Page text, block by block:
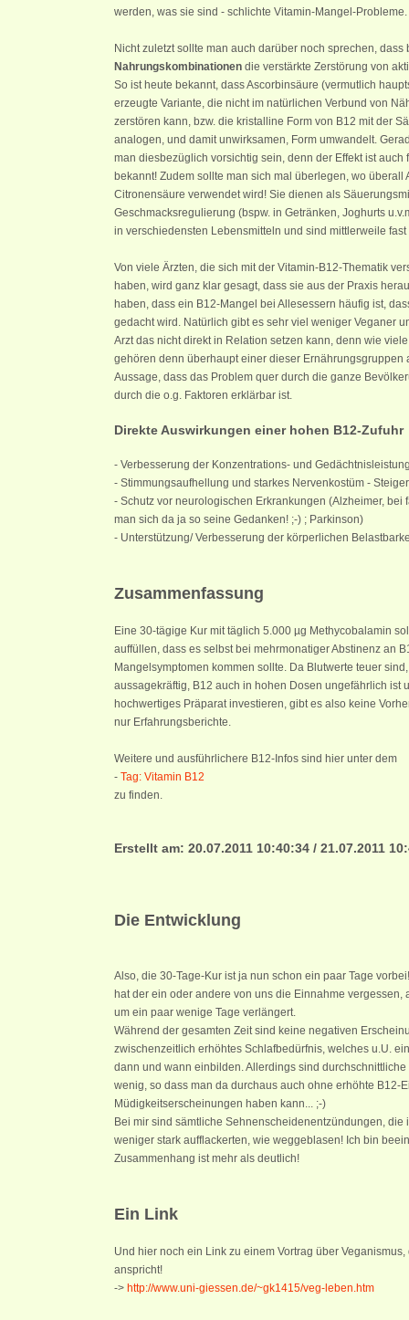
werden, was sie sind - schlichte Vitamin-Mangel-Probleme.
Nicht zuletzt sollte man auch darüber noch sprechen, dass
Nahrungskombinationen die verstärkte Zerstörung von
So ist heute bekannt, dass Ascorbinsäure (vermutlich
erzeugte Variante, die nicht im natürlichen Verbund von
zerstören kann, bzw. die kristalline Form von B12 mit der
analogen, und damit unwirksamen, Form umwandelt.
man diesbezüglich vorsichtig sein, denn der Effekt ist auch
bekannt! Zudem sollte man sich mal überlegen, wo überall
Citronensäure verwendet wird! Sie dienen als
Geschmacksregulierung (bspw. in Getränken, Joghurts
in verschiedensten Lebensmitteln und sind mittlerweile
Von viele Ärzten, die sich mit der Vitamin-B12-Thematik
haben, wird ganz klar gesagt, dass sie aus der Praxis
haben, dass ein B12-Mangel bei Allesessern häufig ist,
gedacht wird. Natürlich gibt es sehr viel weniger Veganer
Arzt das nicht direkt in Relation setzen kann, denn wie
gehören denn überhaupt einer dieser Ernährungsgruppen
Aussage, dass das Problem quer durch die ganze
durch die o.g. Faktoren erklärbar ist.
Direkte Auswirkungen einer hohen B12-Zufuhr
- Verbesserung der Konzentrations- und
- Stimmungsaufhellung und starkes Nervenkostüm -
- Schutz vor neurologischen Erkrankungen (Alzheimer, bei
man sich da ja so seine Gedanken! ;-) ; Parkinson)
- Unterstützung/ Verbesserung der körperlichen
Zusammenfassung
Eine 30-tägige Kur mit täglich 5.000 µg Methycobalamin
auffüllen, dass es selbst bei mehrmonatiger Abstinenz an
Mangelsymptomen kommen sollte. Da Blutwerte teuer
aussagekräftig, B12 auch in hohen Dosen ungefährlich ist
hochwertiges Präparat investieren, gibt es also keine
nur Erfahrungsberichte.
Weitere und ausführlichere B12-Infos sind hier unter dem
- Tag: Vitamin B12
zu finden.
Erstellt am: 20.07.2011 10:40:34 / 21.07.2011
Die Entwicklung
Also, die 30-Tage-Kur ist ja nun schon ein paar Tage
hat der ein oder andere von uns die Einnahme vergessen,
um ein paar wenige Tage verlängert.
Während der gesamten Zeit sind keine negativen
zwischenzeitlich erhöhtes Schlafbedürfnis, welches u.U.
dann und wann einbilden. Allerdings sind
wenig, so dass man da durchaus auch ohne erhöhte B12-
Müdigkeitserscheinungen haben kann... ;-)
Bei mir sind sämtliche Sehnenscheidenentzündungen, die
weniger stark aufflackerten, wie weggeblasen! Ich bin
Zusammenhang ist mehr als deutlich!
Ein Link
Und hier noch ein Link zu einem Vortrag über
anspricht!
-> http://www.uni-giessen.de/~gk1415/veg-leben.htm